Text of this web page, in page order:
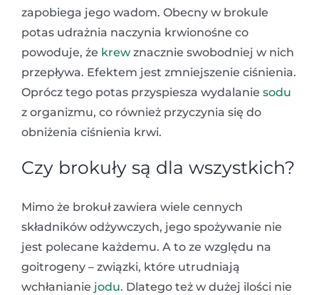
zapobiega jego wadom. Obecny w brokule
potas udrażnia naczynia krwionośne co
powoduje, że krew znacznie swobodniej w nich
przepływa. Efektem jest zmniejszenie ciśnienia.
Oprócz tego potas przyspiesza wydalanie sodu
z organizmu, co również przyczynia się do
obniżenia ciśnienia krwi.
Czy brokuły są dla wszystkich?
Mimo że brokuł zawiera wiele cennych
składników odżywczych, jego spożywanie nie
jest polecane każdemu. A to ze względu na
goitrogeny – związki, które utrudniają
wchłanianie jodu. Dlatego też w dużej ilości nie